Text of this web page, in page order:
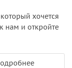
хочется
нам и откройте